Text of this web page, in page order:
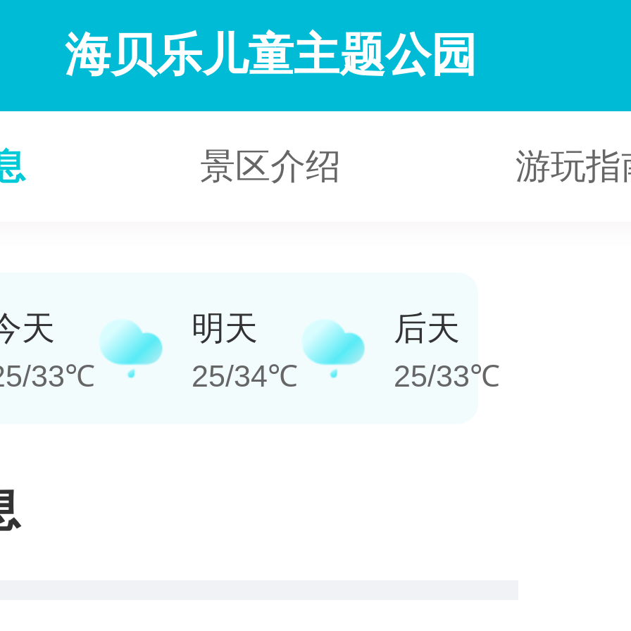
海贝乐儿童主题公园
景区介绍 游玩指
天
33℃
明天
25/34℃
后天
25/33℃